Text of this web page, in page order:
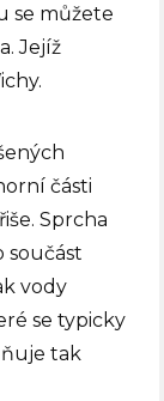
se můžete
Jejíž
části
Sprcha
součást
vody
se typicky
tak